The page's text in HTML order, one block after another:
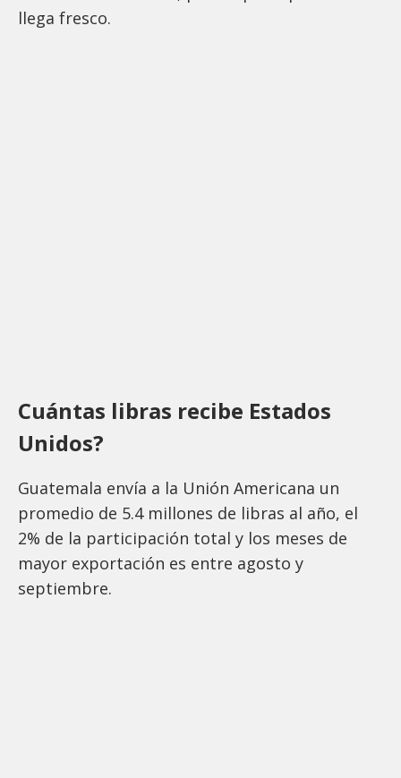
llega fresco.
Cuántas libras recibe Estados
Unidos?
Guatemala envía a la Unión Americana un
promedio de 5.4 millones de libras al año, el
2% de la participación total y los meses de
mayor exportación es entre agosto y
septiembre.